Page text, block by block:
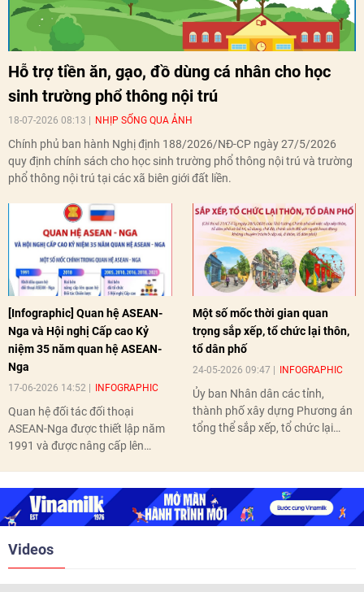
Hỗ trợ tiền ăn, gạo, đồ dùng cá nhân cho học
sinh trường phổ thông nội trú
18-07-2026 08:13 NHỊP SỐNG QUA ẢNH
Chính phủ ban hành Nghị định 188/2026/NĐ-CP ngày 27/5/2026
quy định chính sách cho học sinh trường phổ thông nội trú và trường
phổ thông nội trú tại các xã biên giới đất liền.
[Infographic] Quan hệ ASEAN-
Nga và Hội nghị Cấp cao Kỷ
niệm 35 năm quan hệ ASEAN-
Nga
17-06-2026 14:52 INFOGRAPHIC
Quan hệ đối tác đối thoại
ASEAN-Nga được thiết lập năm
1991 và được nâng cấp lên
nghị Cấp cao vào các năm 2005,
2010, 2016, 2018, 2021.
Một số mốc thời gian quan
trọng sắp xếp, tổ chức lại thôn,
tổ dân phố
24-05-2026 09:47 INFOGRAPHIC
Ủy ban Nhân dân các tỉnh,
thành phố xây dựng Phương án
tổng thể sắp xếp, tổ chức lại
Videos